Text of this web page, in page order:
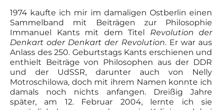
1974 kaufte ich mir im damaligen Ostberlin einen
Sammelband mit Beiträgen zur Philosophie
Immanuel Kants mit dem Titel Revolution der
Denkart oder Denkart der Revolution. Er war aus
Anlass des 250. Geburtstags Kants erschienen und
enthielt Beiträge von Philosophen aus der DDR
und der UdSSR, darunter auch von Nelly
Motroschilowa, doch mit ihrem Namen konnte ich
damals noch nichts anfangen. Dreißig Jahre
später, am 12. Februar 2004, lernte ich sie